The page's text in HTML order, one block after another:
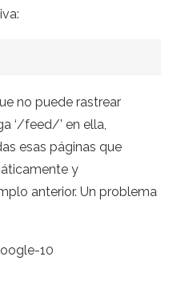
no puede rastrear
‘/feed/’ en ella,
esas páginas que
y
anterior. Un problema